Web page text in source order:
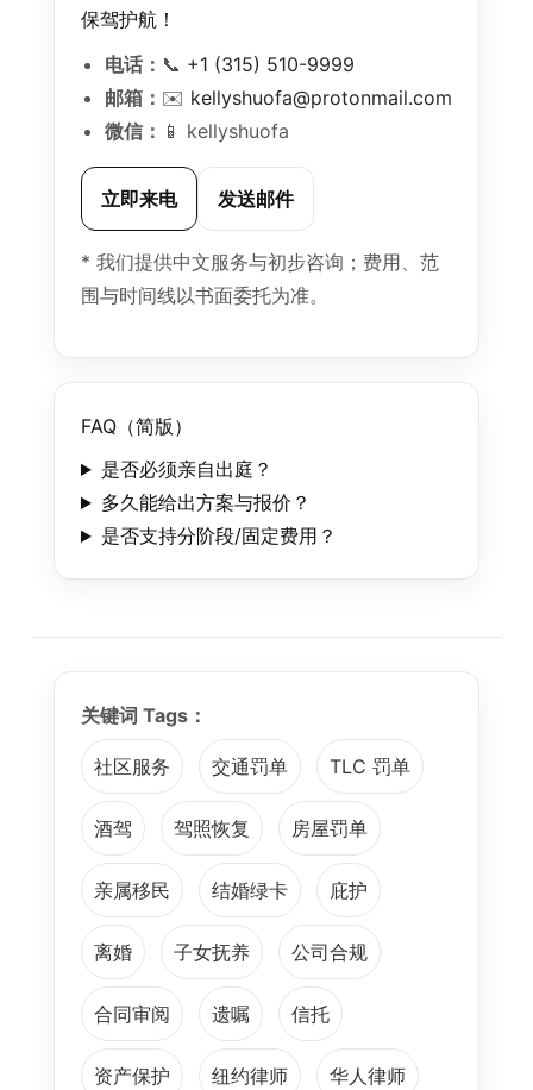
保驾护航！
电话： 📞 +1 (315) 510-9999
邮箱： ✉️ kellyshuofa@protonmail.com
微信： 📱 kellyshuofa
立即来电 发送邮件
* 我们提供中文服务与初步咨询；费用、范
围与时间线以书面委托为准。
FAQ（简版）
是否必须亲自出庭？
多久能给出方案与报价？
是否支持分阶段/固定费用？
关键词 Tags：
社区服务 交通罚单 TLC 罚单
酒驾 驾照恢复 房屋罚单
亲属移民 结婚绿卡 庇护
离婚 子女抚养 公司合规
合同审阅 遗嘱 信托
资产保护 纽约律师 华人律师